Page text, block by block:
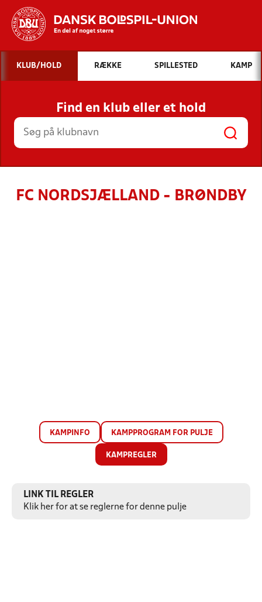
Hvad vil du søge efter?
INDHOLD OG NYHEDER
STILLINGER, RESULTATER, KLUBBER OG
HOLD
KLUB/HOLD RÆKKE SPILLESTED KAMP
Find en klub eller et hold
FC NORDSJÆLLAND - BRØNDBY
KAMPINFO KAMPPROGRAM FOR PULJE
KAMPREGLER
LINK TIL REGLER
Klik her for at se reglerne for denne pulje